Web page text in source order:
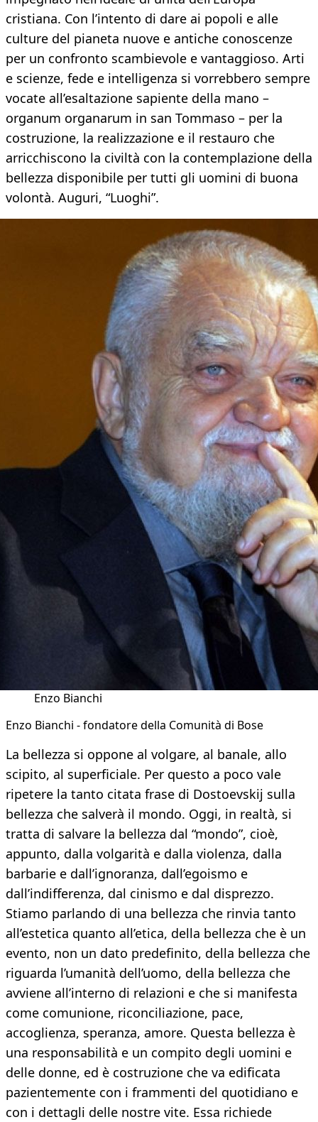
cristiana. Con l’intento di dare ai popoli e alle
culture del pianeta nuove e antiche conoscenze
per un confronto scambievole e vantaggioso. Arti
e scienze, fede e intelligenza si vorrebbero sempre
vocate all’esaltazione sapiente della mano –
organum organarum in san Tommaso – per la
costruzione, la realizzazione e il restauro che
arricchiscono la civiltà con la contemplazione della
bellezza disponibile per tutti gli uomini di buona
volontà. Auguri, “Luoghi”.
Enzo Bianchi
Enzo Bianchi - fondatore della Comunità di Bose
La bellezza si oppone al volgare, al banale, allo
scipito, al superficiale. Per questo a poco vale
ripetere la tanto citata frase di Dostoevskij sulla
bellezza che salverà il mondo. Oggi, in realtà, si
tratta di salvare la bellezza dal “mondo”, cioè,
appunto, dalla volgarità e dalla violenza, dalla
barbarie e dall’ignoranza, dall’egoismo e
dall’indifferenza, dal cinismo e dal disprezzo.
Stiamo parlando di una bellezza che rinvia tanto
all’estetica quanto all’etica, della bellezza che è un
evento, non un dato predefinito, della bellezza che
riguarda l’umanità dell’uomo, della bellezza che
avviene all’interno di relazioni e che si manifesta
come comunione, riconciliazione, pace,
accoglienza, speranza, amore. Questa bellezza è
una responsabilità e un compito degli uomini e
delle donne, ed è costruzione che va edificata
pazientemente con i frammenti del quotidiano e
con i dettagli delle nostre vite. Essa richiede